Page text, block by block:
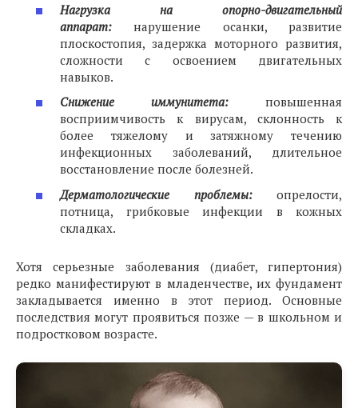
Нагрузка на опорно-двигательный
аппарат:нарушение осанки, развитие
плоскостопия, задержка моторного развития,
сложности с освоением двигательных
навыков.
Снижение иммунитета: повышенная
восприимчивость к вирусам, склонность к
более тяжелому и затяжному течению
инфекционных заболеваний, длительное
восстановление после болезней.
Дерматологические проблемы:
опрелости,
потница, грибковые инфекции в кожных
складках.
Хотя серьезные заболевания (диабет, гипертония)
редко манифестируют в младенчестве, их фундамент
закладывается именно в этот период. Основные
последствия могут проявиться позже — в школьном и
подростковом возрасте.